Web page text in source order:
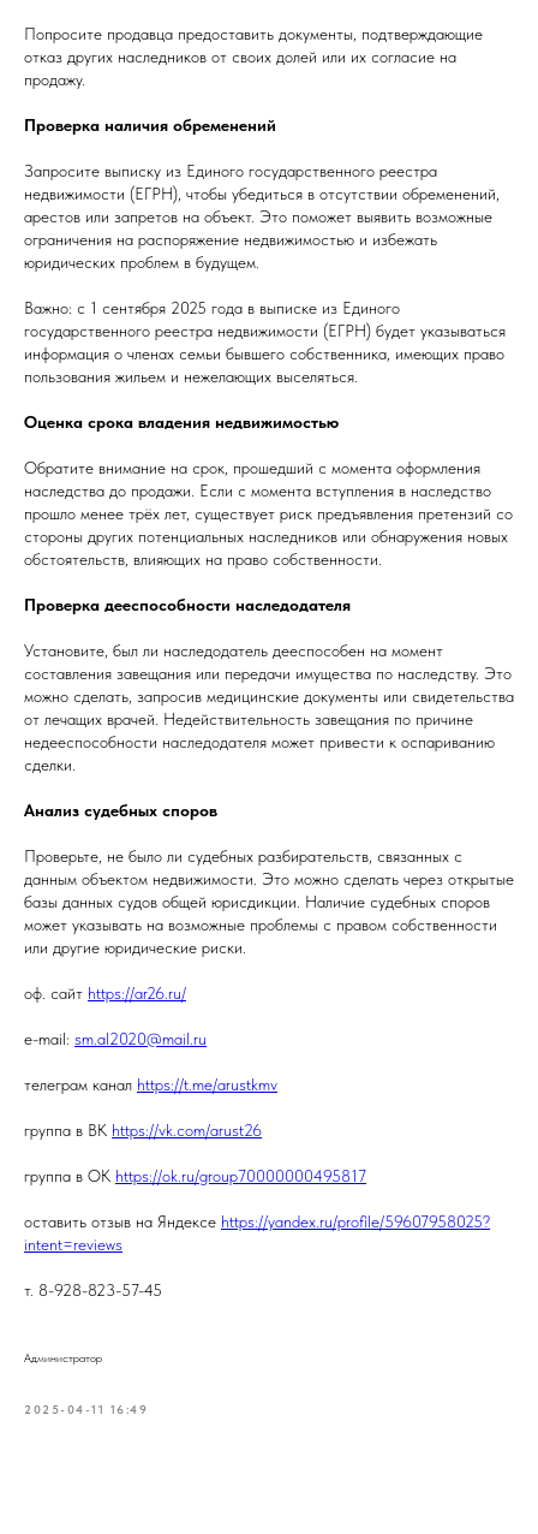
Попросите продавца предоставить документы, подтверждающие
отказ других наследников от своих долей или их согласие на
продажу.
Проверка наличия обременений
Запросите выписку из Единого государственного реестра
недвижимости (ЕГРН), чтобы убедиться в отсутствии обременений,
арестов или запретов на объект. Это поможет выявить возможные
ограничения на распоряжение недвижимостью и избежать
юридических проблем в будущем.
Важно: с 1 сентября 2025 года в выписке из Единого
государственного реестра недвижимости (ЕГРН) будет указываться
информация о членах семьи бывшего собственника, имеющих право
пользования жильем и нежелающих выселяться.
Оценка срока владения недвижимостью
Обратите внимание на срок, прошедший с момента оформления
наследства до продажи. Если с момента вступления в наследство
прошло менее трёх лет, существует риск предъявления претензий со
стороны других потенциальных наследников или обнаружения новых
обстоятельств, влияющих на право собственности.
Проверка дееспособности наследодателя
Установите, был ли наследодатель дееспособен на момент
составления завещания или передачи имущества по наследству. Это
можно сделать, запросив медицинские документы или свидетельства
от лечащих врачей. Недействительность завещания по причине
недееспособности наследодателя может привести к оспариванию
сделки.
Анализ судебных споров
Проверьте, не было ли судебных разбирательств, связанных с
данным объектом недвижимости. Это можно сделать через открытые
базы данных судов общей юрисдикции. Наличие судебных споров
может указывать на возможные проблемы с правом собственности
или другие юридические риски.
оф. сайт https://ar26.ru/
e-mail: sm.al2020@mail.ru
телеграм канал https://t.me/arustkmv
группа в ВК https://vk.com/arust26
группа в ОК https://ok.ru/group70000000495817
оставить отзыв на Яндексе https://yandex.ru/profile/59607958025?
intent=reviews
т. 8-928-823-57-45
Администратор
2025-04-11 16:49